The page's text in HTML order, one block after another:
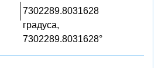
7302289.8031628
градуса,
7302289.8031628°